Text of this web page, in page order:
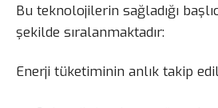
Bu teknolojilerin sağladığı
şekilde sıralanmaktadır:
Enerji tüketiminin anlık takip